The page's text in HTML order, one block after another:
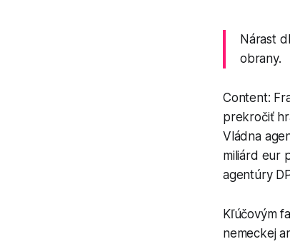
Nárast
obrany.
Content:
prekročiť
Vládna
miliárd eur
agentúry
Kľúčovým
nemeckej